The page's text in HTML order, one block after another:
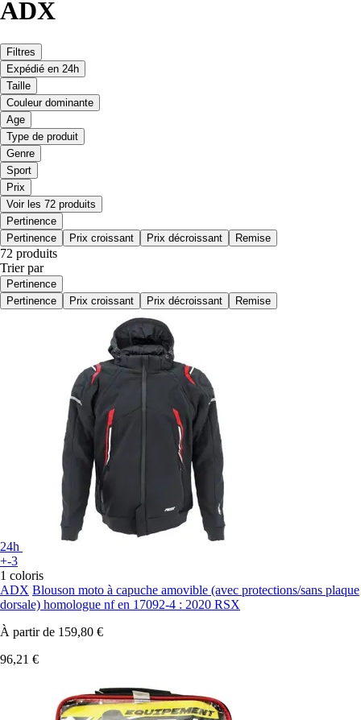
ADX
Filtres
Expédié en 24h
Taille
Couleur dominante
Age
Type de produit
Genre
Sport
Prix
Voir les 72 produits
Pertinence
Pertinence
Prix croissant Prix décroissant Remise
72 produits
Trier par
Pertinence
Pertinence
Prix croissant Prix décroissant Remise
24h
+-3
1 coloris
ADX Blouson moto à capuche amovible (avec protections/sans plaque
dorsale) homologue nf en 17092-4 : 2020 RSX
À partir de 159,80 €
96,21 €